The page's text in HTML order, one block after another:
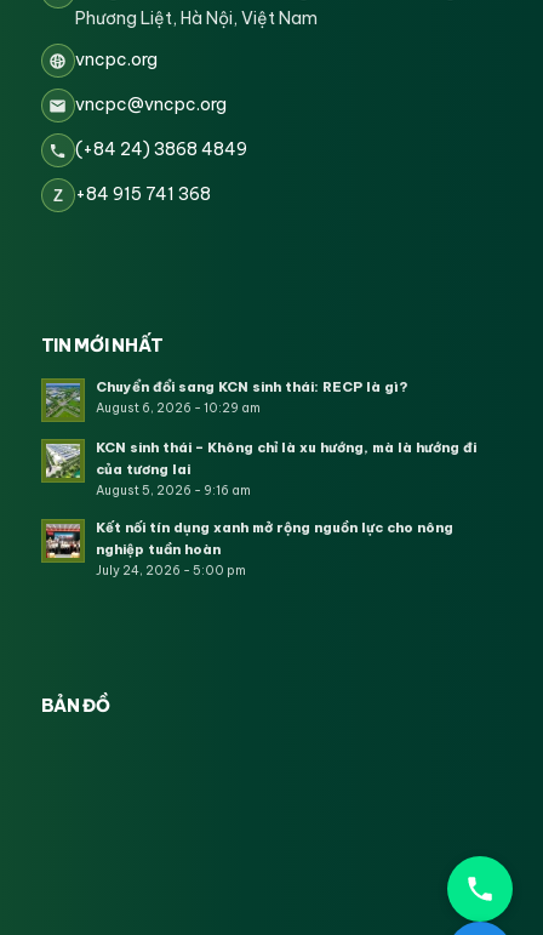
Phương Liệt, Hà Nội, Việt Nam
vncpc.org
vncpc@vncpc.org
(+84 24) 3868 4849
Z +84 915 741 368
TIN MỚI NHẤT
Chuyển đổi sang KCN sinh thái: RECP là gì?
August 6, 2026 - 10:29 am
KCN sinh thái – Không chỉ là xu hướng, mà là hướng đi
của tương lai
August 5, 2026 - 9:16 am
Kết nối tín dụng xanh mở rộng nguồn lực cho nông
nghiệp tuần hoàn
July 24, 2026 - 5:00 pm
BẢN ĐỒ